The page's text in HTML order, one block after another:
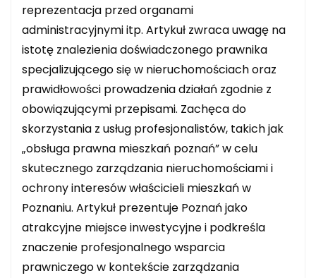
reprezentacja przed organami
administracyjnymi itp. Artykuł zwraca uwagę na
istotę znalezienia doświadczonego prawnika
specjalizującego się w nieruchomościach oraz
prawidłowości prowadzenia działań zgodnie z
obowiązującymi przepisami. Zachęca do
skorzystania z usług profesjonalistów, takich jak
„obsługa prawna mieszkań poznań” w celu
skutecznego zarządzania nieruchomościami i
ochrony interesów właścicieli mieszkań w
Poznaniu. Artykuł prezentuje Poznań jako
atrakcyjne miejsce inwestycyjne i podkreśla
znaczenie profesjonalnego wsparcia
prawniczego w kontekście zarządzania